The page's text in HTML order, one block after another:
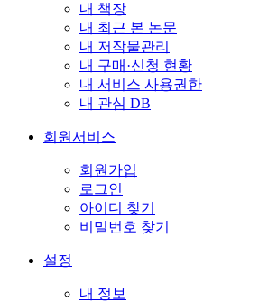
내 책장
내 최근 본 논문
내 저작물관리
내 구매·신청 현황
내 서비스 사용권한
내 관심 DB
회원서비스
회원가입
로그인
아이디 찾기
비밀번호 찾기
설정
내 정보